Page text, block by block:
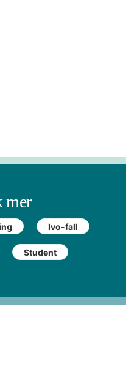
mer
Ivo-fall
Student